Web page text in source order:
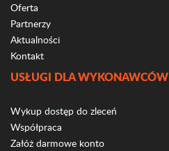
Oferta
Partnerzy
Aktualności
Kontakt
USŁUGI DLA WYKONAWCÓW
Wykup dostęp do zleceń
Współpraca
Załóż darmowe konto